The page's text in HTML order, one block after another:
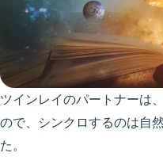
ツインレイのパートナーは
ので、シンクロするのは自
た。